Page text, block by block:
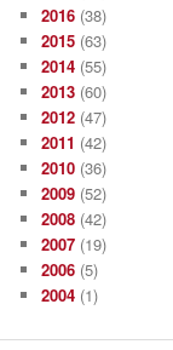
2016 (38)
2015 (63)
2014 (55)
2013 (60)
2012 (47)
2011 (42)
2010 (36)
2009 (52)
2008 (42)
2007 (19)
2006 (5)
2004 (1)